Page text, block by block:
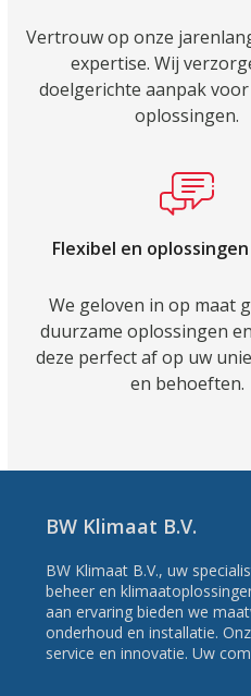
Vertrouw op onze
expertise. Wij
doelgerichte aanpak
oplossingen.
Flexibel en
We geloven in op maat
duurzame oplossingen
deze perfect af op uw
en behoeften.
BW Klimaat B.V.
BW Klimaat B.V., uw
beheer en
aan ervaring bieden we
onderhoud en installatie.
service en innovatie. Uw